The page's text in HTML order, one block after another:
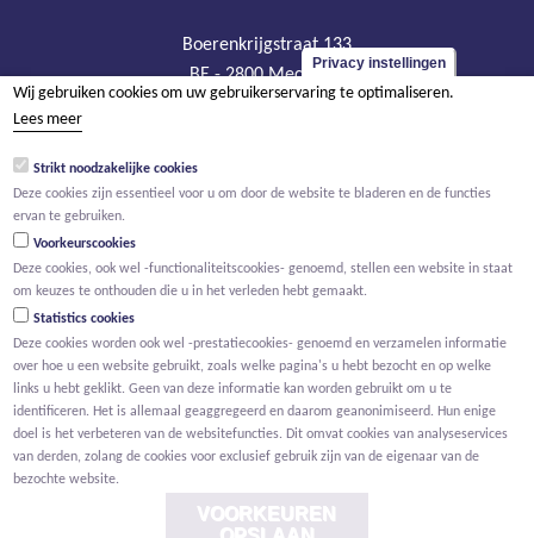
Boerenkrijgstraat 133
BE - 2800 Mechelen
tel +32 15 569 965
BTW BE 0466.256.432
Privacy instellingen
Wij gebruiken cookies om uw gebruikerservaring te optimaliseren.
Lees meer
Strikt noodzakelijke cookies
Deze cookies zijn essentieel voor u om door de website te bladeren en de functies
ervan te gebruiken.
Voorkeurscookies
Deze cookies, ook wel -functionaliteitscookies- genoemd, stellen een website in staat
om keuzes te onthouden die u in het verleden hebt gemaakt.
Statistics cookies
Deze cookies worden ook wel -prestatiecookies- genoemd en verzamelen informatie
over hoe u een website gebruikt, zoals welke pagina's u hebt bezocht en op welke
links u hebt geklikt. Geen van deze informatie kan worden gebruikt om u te
identificeren. Het is allemaal geaggregeerd en daarom geanonimiseerd. Hun enige
doel is het verbeteren van de websitefuncties. Dit omvat cookies van analyseservices
van derden, zolang de cookies voor exclusief gebruik zijn van de eigenaar van de
bezochte website.
VOORKEUREN